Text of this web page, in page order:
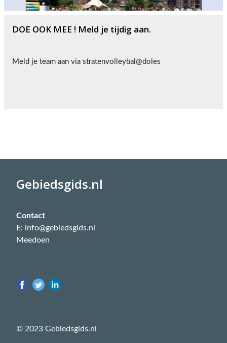
DOE OOK MEE ! Meld je tijdig aan.
Meld je team aan via stratenvolleybal@doles
Gebiedsgids.nl
Contact
E: info@gebiedsgids.nl
Meedoen
© 2023 Gebiedsgids.nl